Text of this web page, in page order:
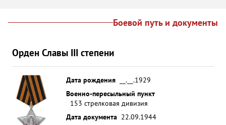
Боевой путь и документы
Орден Славы III степени
Дата рождения
__.__.1929
Военно-пересыльный пункт
153 стрелковая дивизия
Дата документа 22.09.1944